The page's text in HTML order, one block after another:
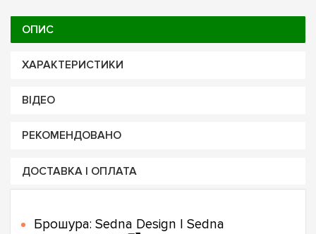
ОПИС
ХАРАКТЕРИСТИКИ
ВІДЕО
РЕКОМЕНДОВАНО
ДОСТАВКА І ОПЛАТА
Брошура: Sedna Design | Sedna